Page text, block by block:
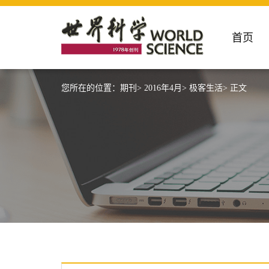
首页
您所在的位置： 期刊> 2016年4月> 极客生活> 正文